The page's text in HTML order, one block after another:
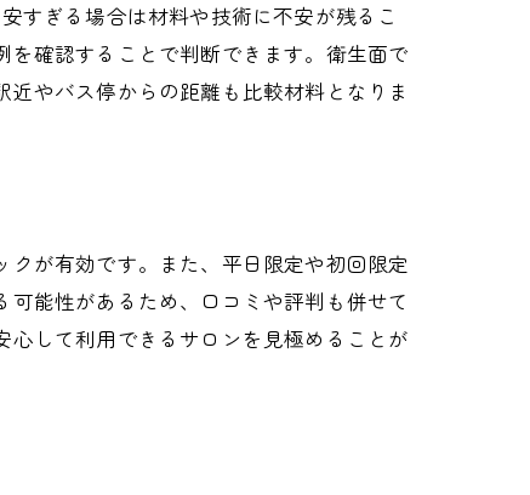
すぎる場合は材料や技術に不安が残るこ
確認することで判断できます。衛生面で
やバス停からの距離も比較材料となりま
が有効です。また、平日限定や初回限定
能性があるため、口コミや評判も併せて
して利用できるサロンを見極めることが